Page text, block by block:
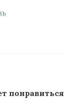
понравиться